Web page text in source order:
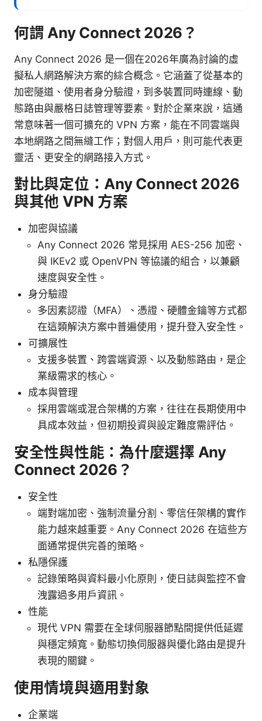
何謂 Any Connect 2026？
Any Connect 2026 是一個在2026年廣為討論的虛
擬私人網路解決方案的綜合概念。它涵蓋了從基本的
加密隧道、使用者身分驗證，到多裝置同時連線、動
態路由與嚴格日誌管理等要素。對於企業來說，這通
常意味著一個可擴充的 VPN 方案，能在不同雲端與
本地網路之間無縫工作；對個人用戶，則可能代表更
靈活、更安全的網路接入方式。
對比與定位：Any Connect 2026
與其他 VPN 方案
加密與協議
Any Connect 2026 常見採用 AES-256 加密、
與 IKEv2 或 OpenVPN 等協議的組合，以兼顧
速度與安全性。
身分驗證
多因素認證（MFA）、憑證、硬體金鑰等方式都
在這類解決方案中普遍使用，提升登入安全性。
可擴展性
支援多裝置、跨雲端資源、以及動態路由，是企
業級需求的核心。
成本與管理
採用雲端或混合架構的方案，往往在長期使用中
具成本效益，但初期投資與設定難度需評估。
安全性與性能：為什麼選擇 Any
Connect 2026？
安全性
端對端加密、強制流量分割、零信任架構的實作
能力越來越重要。Any Connect 2026 在這些方
面通常提供完善的策略。
私隱保護
記錄策略與資料最小化原則，使日誌與監控不會
洩露過多用戶資訊。
性能
現代 VPN 需要在全球伺服器節點間提供低延遲
與穩定頻寬。動態切換伺服器與優化路由是提升
表現的關鍵。
使用情境與適用對象
企業端